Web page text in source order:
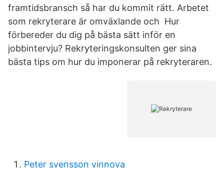
framtidsbransch så har du kommit rätt. Arbetet
som rekryterare är omväxlande och Hur
förbereder du dig på bästa sätt inför en
jobbintervju? Rekryteringskonsulten ger sina
bästa tips om hur du imponerar på rekryteraren.
Peter svensson vinnova